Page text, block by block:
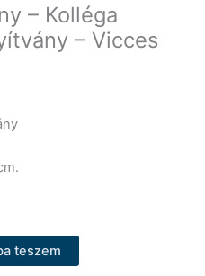
– Kolléga
– Vicces
teszem